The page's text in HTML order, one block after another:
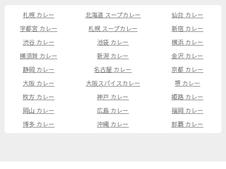
札幌 カレー 北海道 スープカレー
仙台 カレー
宇都宮 カレー
札幌 スープカレー
新宿 カレー
渋谷 カレー
池袋 カレー
横浜 カレー
横須賀 カレー
新潟 カレー
金沢 カレー
静岡 カレー
名古屋 カレー
京都 カレー
大阪 カレー
大阪スパイスカレー
堺 カレー
枚方 カレー
神戸 カレー
姫路 カレー
岡山 カレー
広島 カレー
福岡 カレー
博多 カレー
沖縄 カレー 那覇 カレー